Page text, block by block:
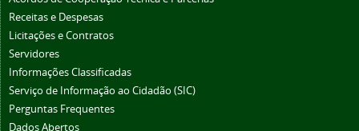
Receitas e Despesas
Licitações e Contratos
Servidores
Informações Classificadas
Serviço de Informação ao Cidadão (SIC)
Perguntas Frequentes
Dados Abertos